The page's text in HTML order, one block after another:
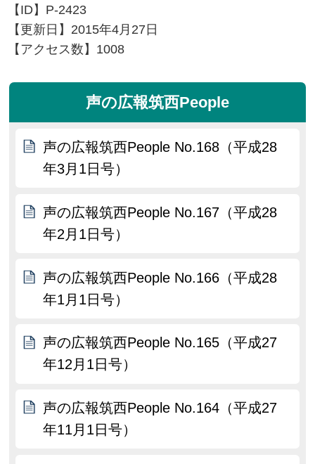
【ID】 P-2423
【更新日】 2015年4月27日
【アクセス数】 1008
声の広報筑西People
声の広報筑西People No.168（平成28
年3月1日号）
声の広報筑西People No.167（平成28
年2月1日号）
声の広報筑西People No.166（平成28
年1月1日号）
声の広報筑西People No.165（平成27
年12月1日号）
声の広報筑西People No.164（平成27
年11月1日号）